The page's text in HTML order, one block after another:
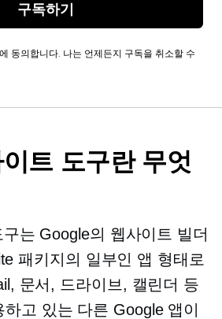
구독하기
동의합니다. 나는 언제든지 구독을 취소할 수
트 도구란 무엇
는 Google의 웹사이트 빌더
패키지의 일부인 앱 형태로
문서, 드라이브, 캘린더 등
고 있는 다른 Google 앱이